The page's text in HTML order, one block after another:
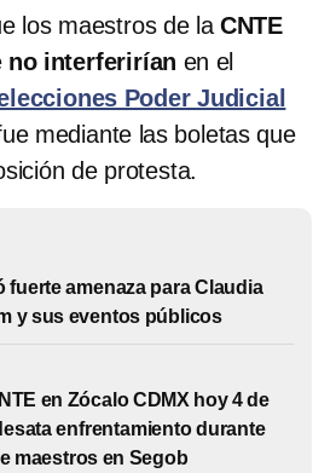
los maestros de la CNTE
no interferirían en el
Poder Judicial
mediante las boletas que
de protesta.
fuerte amenaza para Claudia
y sus eventos públicos
en Zócalo CDMX hoy 4 de
enfrentamiento durante
maestros en Segob